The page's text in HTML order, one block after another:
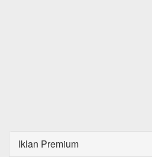
Iklan Premium